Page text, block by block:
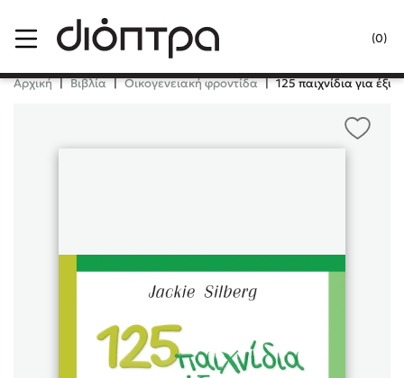
(0)
Κλείσιμο
Δημοφιλή Βιβλία
Χάρης Πολίτης
Αρχική | Βιβλία | Οικογενειακή φροντίδα | 125 παιχνίδια για